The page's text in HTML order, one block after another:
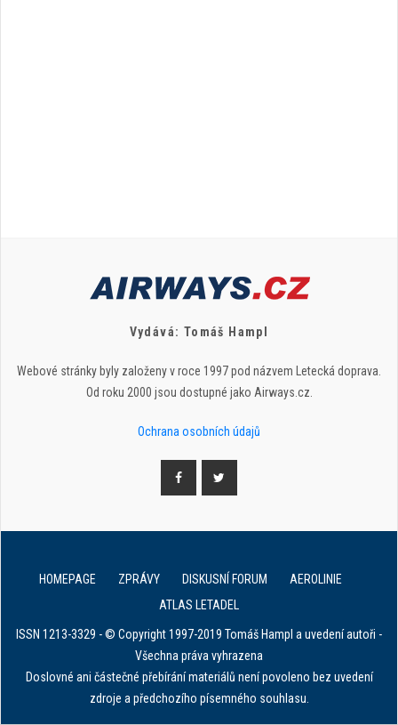
Vydává: Tomáš Hampl
Webové stránky byly založeny v roce 1997 pod názvem Letecká doprava.
Od roku 2000 jsou dostupné jako Airways.cz.
Ochrana osobních údajů
HOMEPAGE ZPRÁVY DISKUSNÍ FORUM
AEROLINIE
ATLAS LETADEL
ISSN 1213-3329 - © Copyright 1997-2019 Tomáš Hampl a uvedení autoři -
Všechna práva vyhrazena
Doslovné ani částečné přebírání materiálů není povoleno bez uvedení
zdroje a předchozího písemného souhlasu.